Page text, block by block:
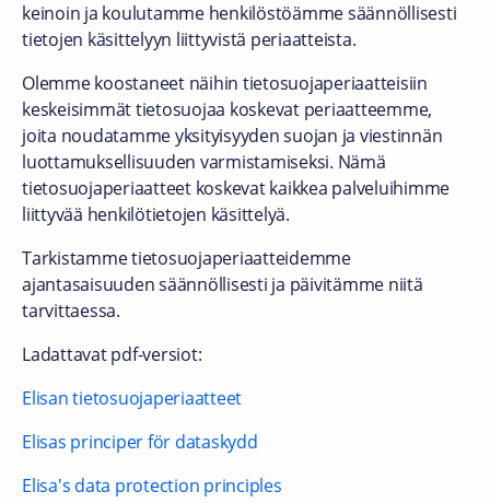
keinoin ja koulutamme henkilöstöämme säännöllisesti
tietojen käsittelyyn liittyvistä periaatteista.
Olemme koostaneet näihin tietosuojaperiaatteisiin
keskeisimmät tietosuojaa koskevat periaatteemme,
joita noudatamme yksityisyyden suojan ja viestinnän
luottamuksellisuuden varmistamiseksi. Nämä
tietosuojaperiaatteet koskevat kaikkea palveluihimme
liittyvää henkilötietojen käsittelyä.
Tarkistamme tietosuojaperiaatteidemme
ajantasaisuuden säännöllisesti ja päivitämme niitä
tarvittaessa.
Ladattavat pdf-versiot:
Elisan tietosuojaperiaatteet
Elisas principer för dataskydd
Elisa's data protection principles